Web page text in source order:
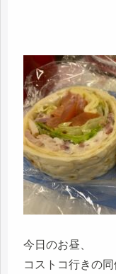
今日のお昼、
コストコ行きの